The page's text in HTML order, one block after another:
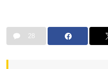
28